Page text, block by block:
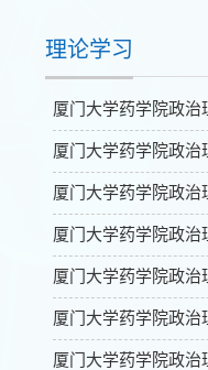
理论学习
厦门大学药学院政治
厦门大学药学院政治
厦门大学药学院政治
厦门大学药学院政治
厦门大学药学院政治
厦门大学药学院政治
厦门大学药学院政治